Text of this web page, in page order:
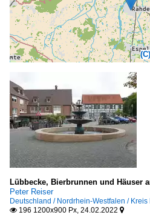
Lübbecke, Bierbrunnen und Häuser
Peter Reiser
Deutschland / Nordrhein-Westfalen /
 196 1200x900 Px, 24.02.2022 